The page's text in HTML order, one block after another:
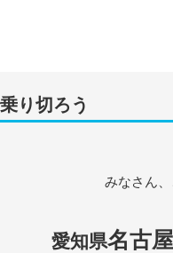
り切ろう
みなさん、
愛知県名古